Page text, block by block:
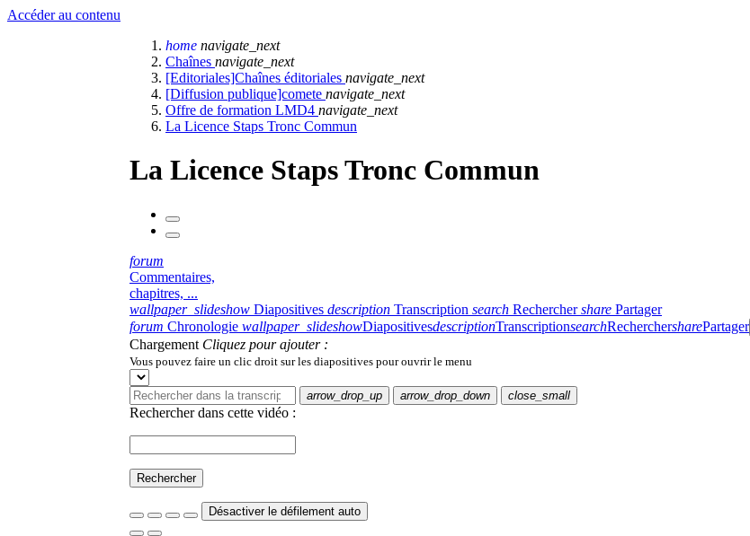
Accéder au contenu
home navigate_next
Chaînes navigate_next
[Editoriales]Chaînes éditoriales navigate_next
[Diffusion publique]comete navigate_next
Offre de formation LMD4 navigate_next
La Licence Staps Tronc Commun
La Licence Staps Tronc Commun
forum
Commentaires,
chapitres, ...
wallpaper_slideshow Diapositives description Transcription search Rechercher share Partager
forum Chronologie wallpaper_slideshowDiapositivesdescriptionTranscriptionsearchRecherchersharePartager
Chargement Cliquez pour ajouter :
Vous pouvez faire un clic droit sur les diapositives pour ouvrir le menu
arrow_drop_up arrow_drop_down close_small
Rechercher dans cette vidéo :
Rechercher
Désactiver le défilement auto